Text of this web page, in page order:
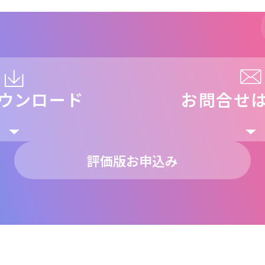
ンロード お問合せ
評価版お申込み